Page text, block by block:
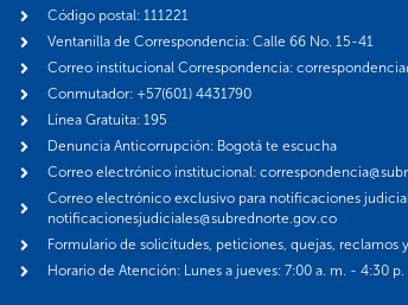
Código postal: 111221
Ventanilla de Correspondencia: Calle 66 No. 15-41
Correo institucional Correspondencia:
Conmutador: +57(601) 4431790
Línea Gratuita: 195
Denuncia Anticorrupción: Bogotá te escucha
Correo electrónico institucional:
Correo electrónico exclusivo para notificaciones
notificacionesjudiciales@subrednorte.gov.co
Formulario de solicitudes, peticiones, quejas, reclamos
Horario de Atención: Lunes a jueves: 7:00 a. m. - 4:30